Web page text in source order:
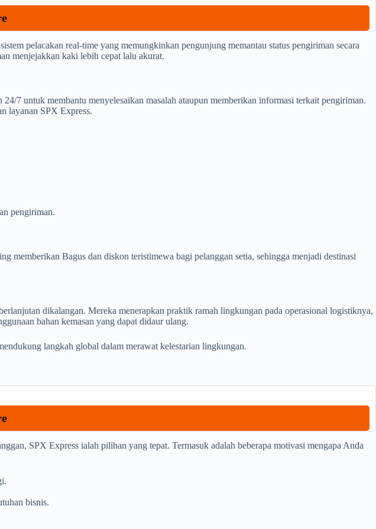
pelacakan real-time yang memungkinkan pengunjung memantau status pengiriman secara
menjejakkan kaki lebih cepat lalu akurat.
7 untuk membantu menyelesaikan masalah ataupun memberikan informasi terkait pengiriman.
layanan SPX Express.
pengiriman.
memberikan Bagus dan diskon teristimewa bagi pelanggan setia, sehingga menjadi destinasi
dikalangan. Mereka menerapkan praktik ramah lingkungan pada operasional logistiknya,
bahan kemasan yang dapat didaur ulang.
langkah global dalam merawat kelestarian lingkungan.
SPX Express ialah pilihan yang tepat. Termasuk adalah beberapa motivasi mengapa Anda
bisnis.